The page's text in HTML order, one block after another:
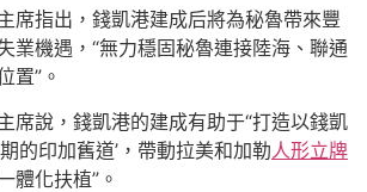
席指出，錢凱港建成后將為秘魯帶來豐
業機遇，“無力穩固秘魯連接陸海、聯通
置”。
席說，錢凱港的建成有助于“打造以錢凱
的印加舊道’，帶動拉美和加勒人形立牌
體化扶植”。